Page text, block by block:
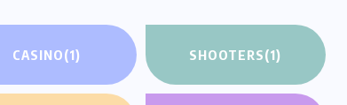
CASINO(1) SHOOTERS(1)